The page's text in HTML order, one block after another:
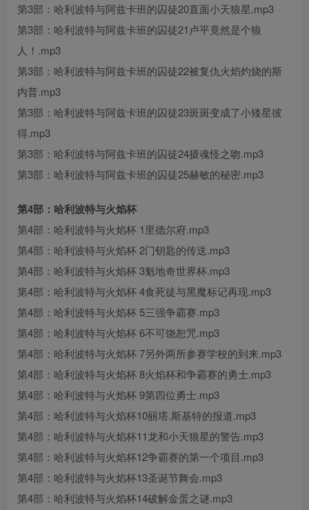
第3部：哈利波特与阿兹卡班的囚徒20直面小天狼星.mp3
第3部：哈利波特与阿兹卡班的囚徒21卢平竟然是个狼
人！.mp3
第3部：哈利波特与阿兹卡班的囚徒22被复仇火焰灼烧的斯
内普.mp3
第3部：哈利波特与阿兹卡班的囚徒23斑斑变成了小矮星彼
得.mp3
第3部：哈利波特与阿兹卡班的囚徒24摄魂怪之吻.mp3
第3部：哈利波特与阿兹卡班的囚徒25赫敏的秘密.mp3
第4部：哈利波特与火焰杯
第4部：哈利波特与火焰杯 1里德尔府.mp3
第4部：哈利波特与火焰杯 2门钥匙的传送.mp3
第4部：哈利波特与火焰杯 3魁地奇世界杯.mp3
第4部：哈利波特与火焰杯 4食死徒与黑魔标记再现.mp3
第4部：哈利波特与火焰杯 5三强争霸赛.mp3
第4部：哈利波特与火焰杯 6不可饶恕咒.mp3
第4部：哈利波特与火焰杯 7另外两所参赛学校的到来.mp3
第4部：哈利波特与火焰杯 8火焰杯和争霸赛的勇士.mp3
第4部：哈利波特与火焰杯 9第四位勇士.mp3
第4部：哈利波特与火焰杯10丽塔.斯基特的报道.mp3
第4部：哈利波特与火焰杯11龙和小天狼星的警告.mp3
第4部：哈利波特与火焰杯12争霸赛的第一个项目.mp3
第4部：哈利波特与火焰杯13圣诞节舞会.mp3
第4部：哈利波特与火焰杯14破解金蛋之谜.mp3